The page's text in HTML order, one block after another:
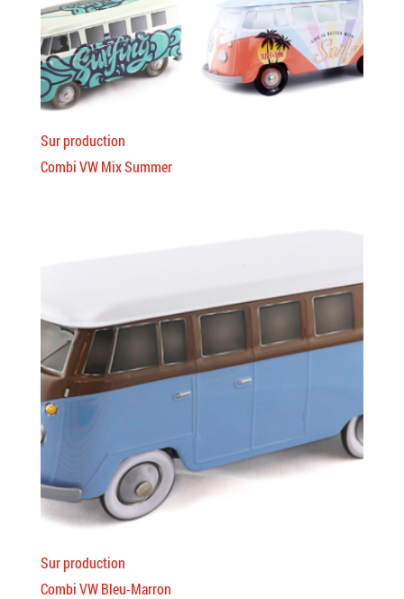
Sur production
Combi VW Mix Summer
Sur production
Combi VW Bleu-Marron